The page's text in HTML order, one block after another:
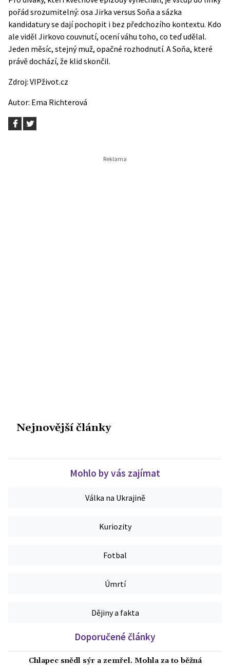
pořád srozumitelný: osa Jirka versus Soňa a sázka
kandidatury se dají pochopit i bez předchozího kontextu. Kdo
ale viděl Jirkovo couvnutí, ocení váhu toho, co teď udělal.
Jeden měsíc, stejný muž, opačné rozhodnutí. A Soňa, které
právě dochází, že klid skončil.
Zdroj: VIPživot.cz
Autor: Ema Richterová
Nejnovější články
Mohlo by vás zajímat
Válka na Ukrajině
Kuriozity
Fotbal
Úmrtí
Dějiny a fakta
Doporučené články
Chlapec snědl sýr a zemřel. Mohla za to běžná